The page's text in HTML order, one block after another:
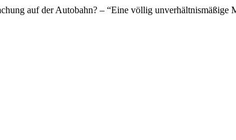
auf der Autobahn? – “Eine völlig unverhältnismäßige